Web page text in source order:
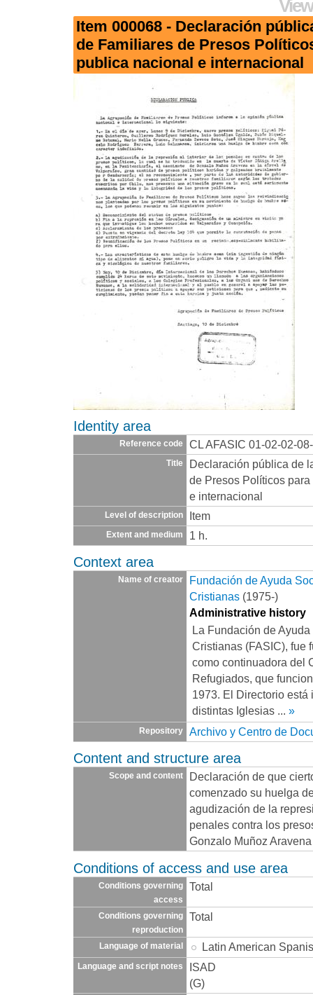
Item 000068 - Declaración
de Familiares de Presos
publica nacional e internacional
Identity area
Reference code CL AFASIC 01-02-02-
Title
Declaración pública de
de Presos Políticos
e internacional
Level of description Item
Extent and medium 1 h.
Context area
Name of creator
Fundación de Ayuda
Cristianas (1975-)
Administrative history
La Fundación de
Cristianas (FASIC), fue
como continuadora del
Refugiados, que
1973. El Directorio está
distintas Iglesias ... »
Repository Archivo y Centro de
Content and structure area
Scope and content
Declaración de que
comenzado su huelga
agudización de la
penales contra los
Gonzalo Muñoz
Conditions of access and use area
Conditions governing
access
Total
Conditions governing
reproduction
Total
Language of material Latin American
Language and script notes
ISAD
(G)